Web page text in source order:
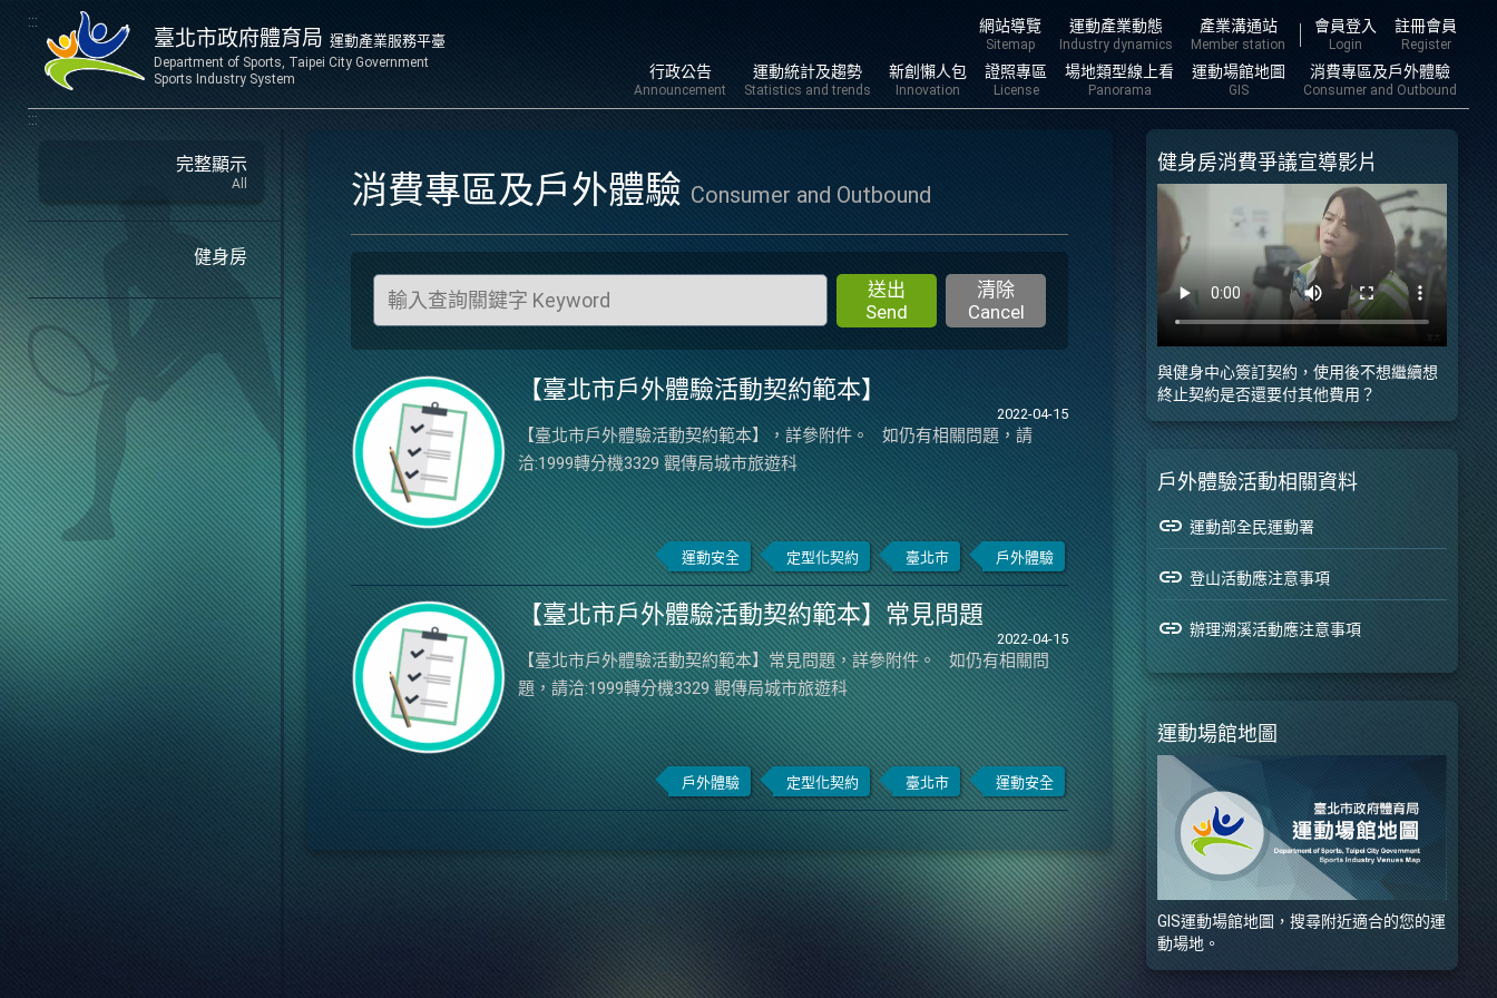
:::
臺北市政府體育局 運動產業服務平臺
Department of Sports, Taipei City Government
Sports Industry System
跳到主要內容
網站導覽
Sitemap
運動產業動態
Industry dynamics
產業溝通站
Member station
會員登入
Login
註冊會員
Register
行政公告
Announcement
運動統計及趨勢
Statistics and trends
新創懶人包
Innovation
證照專區
License
場地類型線上看
Panorama
運動場館地圖
GIS
消費專區及戶外體驗
Consumer and Outbound
:::
完整顯示
All
健身房
消費專區及戶外體驗 Consumer and Outbound
送出
Send
清除
Cancel
【臺北市戶外體驗活動契約範本】
2022-04-15
【臺北市戶外體驗活動契約範本】，詳參附件。 如仍有相關問題，請
洽:1999轉分機3329 觀傳局城市旅遊科
運動安全 定型化契約 臺北市 戶外體驗
【臺北市戶外體驗活動契約範本】常見問題
2022-04-15
【臺北市戶外體驗活動契約範本】常見問題，詳參附件。 如仍有相關問
題，請洽:1999轉分機3329 觀傳局城市旅遊科
戶外體驗 定型化契約 臺北市 運動安全
健身房消費爭議宣導影片
與健身中心簽訂契約，使用後不想繼續想
終止契約是否還要付其他費用？
戶外體驗活動相關資料
link 運動部全民運動署
link 登山活動應注意事項
link 辦理溯溪活動應注意事項
運動場館地圖
GIS運動場館地圖，搜尋附近適合的您的運
動場地。